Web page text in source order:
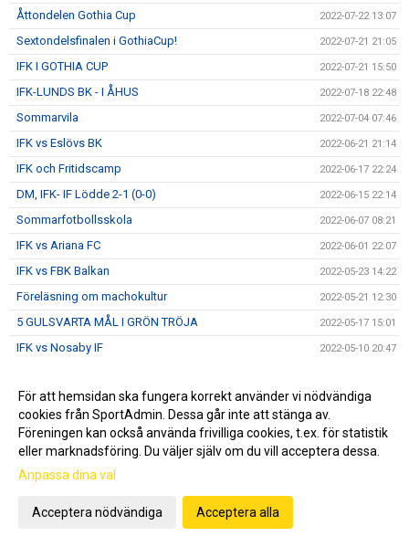
Åttondelen Gothia Cup 2022-07-22 13:07
Sextondelsfinalen i GothiaCup! 2022-07-21 21:05
IFK I GOTHIA CUP 2022-07-21 15:50
IFK-LUNDS BK - I ÅHUS 2022-07-18 22:48
Sommarvila 2022-07-04 07:46
IFK vs Eslövs BK 2022-06-21 21:14
IFK och Fritidscamp 2022-06-17 22:24
DM, IFK- IF Lödde 2-1 (0-0) 2022-06-15 22:14
Sommarfotbollsskola 2022-06-07 08:21
IFK vs Ariana FC 2022-06-01 22:07
IFK vs FBK Balkan 2022-05-23 14:22
Föreläsning om machokultur 2022-05-21 12:30
5 GULSVARTA MÅL I GRÖN TRÖJA 2022-05-17 15:01
IFK vs Nosaby IF 2022-05-10 20:47
DERBY PÅ FREDAG - VI SES PÅ ZUPERBOWL 2022-05-04 16:20
Helsingborgs IF - IFK Norrköping 2022-05-04 10:51
IFK-auktion IDAG 11.00 2022-04-30 09:11
IFK vs Österlens FF
För att hemsidan ska fungera korrekt använder vi nödvändiga
cookies från SportAdmin. Dessa går inte att stänga av.
Föreningen kan också använda frivilliga cookies, t.ex. för statistik
eller marknadsföring. Du väljer själv om du vill acceptera dessa.
Anpassa dina val
Acceptera nödvändiga Acceptera alla